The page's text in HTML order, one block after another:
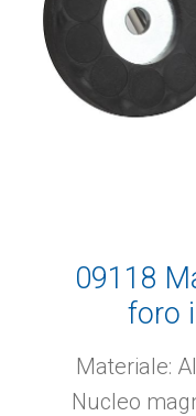
09118
foro
Materiale:
Nucleo